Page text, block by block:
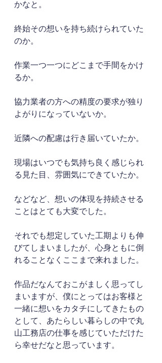
かなと。
終始その想いを持ち続けられていた
のか。
作業一つ一つにどこまで手間をかけ
るか。
協力業者の方への精度の要求が独り
よがりになっていないか。
近隣への配慮は行き届いていたか。
現場はいつでも気持ち良く感じられ
る見た目、雰囲気にできていたか。
などなど、想いの体現を持続させる
ことはとても大変でした。
それでも想定していた工期よりも伸
びてしまいましたが、心身ともに倒
れることなくここまで来れました。
作品だなんておこがましく思ってし
まいますが、僕にとってはお客様と
一緒に想いをカタチにしてきたもの
として、あたらしい暮らしの中で丸
山工務店の仕事を感じていただけた
ら幸せだなと思っています。